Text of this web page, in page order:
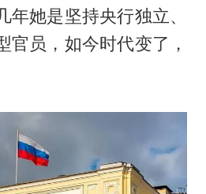
年她是坚持央行独立、
官员，如今时代变了，